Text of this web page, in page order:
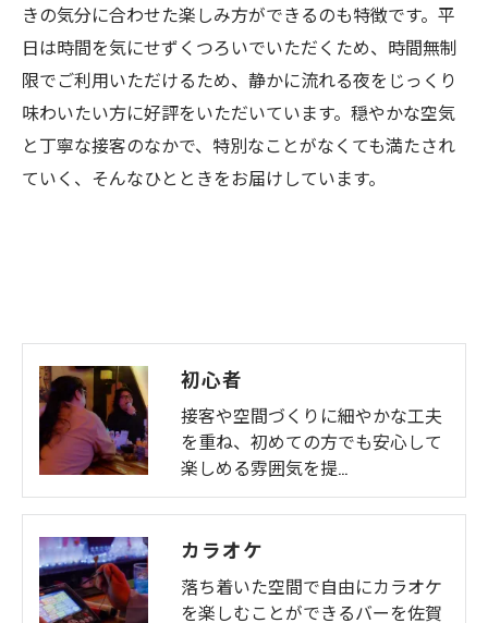
きの気分に合わせた楽しみ方ができるのも特徴です。平
日は時間を気にせずくつろいでいただくため、時間無制
限でご利用いただけるため、静かに流れる夜をじっくり
味わいたい方に好評をいただいています。穏やかな空気
と丁寧な接客のなかで、特別なことがなくても満たされ
ていく、そんなひとときをお届けしています。
初心者
接客や空間づくりに細やかな工夫
を重ね、初めての方でも安心して
楽しめる雰囲気を提…
カラオケ
落ち着いた空間で自由にカラオケ
を楽しむことができるバーを佐賀